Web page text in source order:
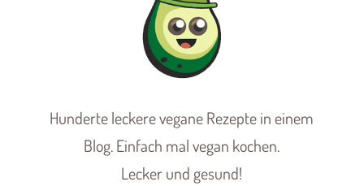
Hunderte leckere vegane Rezepte in einem
Blog. Einfach mal vegan kochen.
Lecker und gesund!